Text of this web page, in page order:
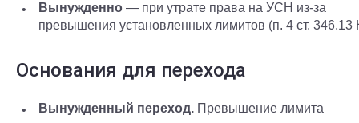
Вынужденно — при утрате права на УСН из-за
превышения установленных лимитов (п. 4 ст. 346.13
Основания для перехода
Вынужденный переход. Превышение лимита